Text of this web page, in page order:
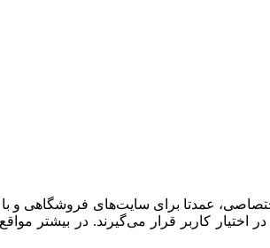
عمدتا برای سایت‌های فروشگاهی و با
کاربر قرار می‌گیرند. در بیشتر